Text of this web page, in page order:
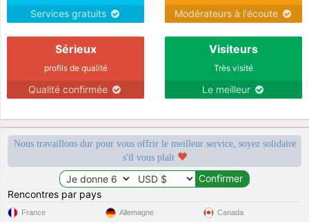
Services gratuits Modérateurs à l'écoute
Sérieux
profils de qualité
Qualité confirmée
Visiteurs
Très visité
Le meilleur
Nous travaillons dur pour vous offrir le meilleur service, soyez solidaire
s'il vous plaît
Rencontres par pays
France Allemagne Canada